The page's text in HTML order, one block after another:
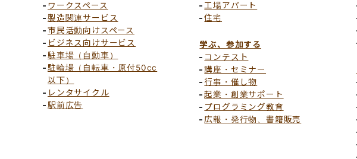
ワークスペース
製造関連サービス
市民活動向けスペース
ビジネス向けサービス
駐車場（自動車）
駐輪場（自転車・原付50cc
以下）
レンタサイクル
駅前広告
工場アパート
住宅
学ぶ、参加する
コンテスト
講座・セミナー
行事・催し物
起業・創業サポート
プログラミング教育
広報・発行物、書籍販売